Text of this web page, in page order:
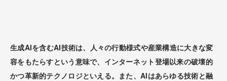
生成AIを含むAI技術は、人々の行動様式や産業構造に大きな変
容をもたらすという意味で、インターネット登場以来の破壊的
かつ革新的テクノロジといえる。また、AIはあらゆる技術と融